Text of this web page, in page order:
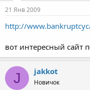
21 Янв 2009
http://
вот интересный сайт
J jakkot
Новичок